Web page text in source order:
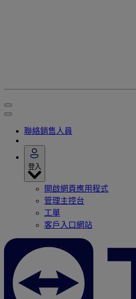
聯絡銷售人員
登入
開啟網頁應用程式
管理主控台
工單
客戶入口網站